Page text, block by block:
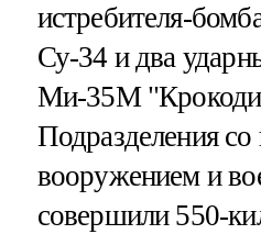
истребителя-
Су-34 и два
Ми-35М
Подразделения
вооружением и
совершили 550-